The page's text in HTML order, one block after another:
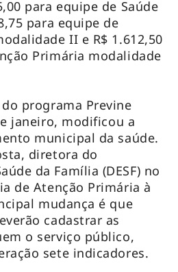
para equipe de Saúde
para equipe de
II e R$ 1.612,50
Primária modalidade
programa Previne
janeiro, modificou a
municipal da saúde.
diretora do
da Família (DESF) no
de Atenção Primária à
mudança é que
cadastrar as
o serviço público,
sete indicadores.